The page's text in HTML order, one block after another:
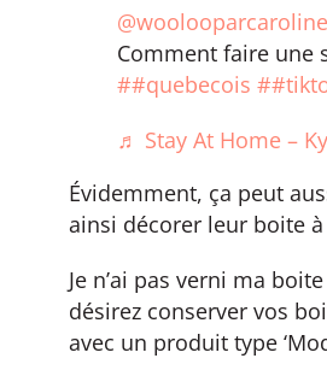
Comment faire une
##quebecois
♬ Stay At Home –
Évidemment, ça peut
ainsi décorer leur boite
Je n’ai pas verni ma
désirez conserver vos
avec un produit type